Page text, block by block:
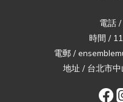
電話
時間 /
電郵 /
地址 / 台北市